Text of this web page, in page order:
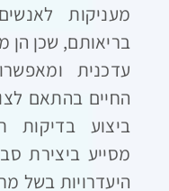
מעניקות
בריאותם, שכן
עדכנית
החיים בהתאם
ביצוע בדיקות
מסייע ביצירת
היעדרויות בשל